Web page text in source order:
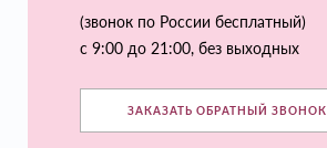
(звонок по России бесплатный)
с 9:00 до 21:00, без выходных
ЗАКАЗАТЬ ОБРАТНЫЙ ЗВОНОК